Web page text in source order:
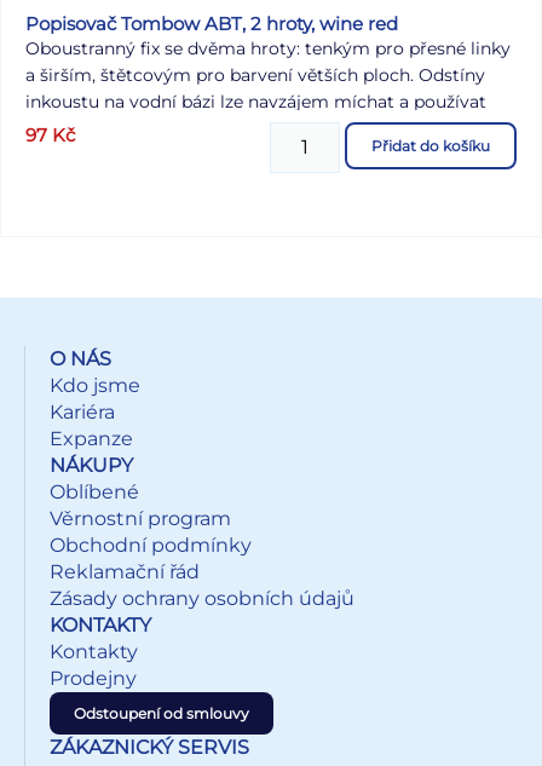
Popisovač Tombow ABT, 2 hroty, wine red
Oboustranný fix se dvěma hroty: tenkým pro přesné linky
a širším, štětcovým pro barvení větších ploch. Odstíny
inkoustu na vodní bázi lze navzájem míchat a používat
jako akvarelové barvy. Perfektní pro vyrábění přání,
razítkování motivů, skicování, kreslení komiksů,
97 Kč Přidat do košíku
O NÁS
Kdo jsme
Kariéra
Expanze
NÁKUPY
Oblíbené
Věrnostní program
Obchodní podmínky
Reklamační řád
Zásady ochrany osobních údajů
KONTAKTY
Kontakty
Prodejny
Odstoupení od smlouvy
ZÁKAZNICKÝ SERVIS